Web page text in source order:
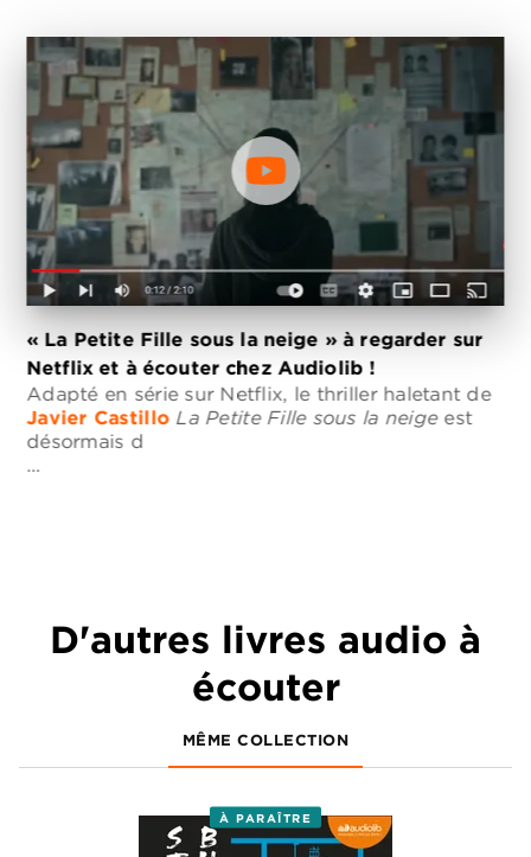
« La Petite Fille sous la neige » à regarder sur
Netflix et à écouter chez Audiolib !
Adapté en série sur Netflix, le thriller haletant de
Javier Castillo La Petite Fille sous la neige est
désormais d
…
D'autres livres audio à
écouter
MÊME COLLECTION
À PARAÎTRE